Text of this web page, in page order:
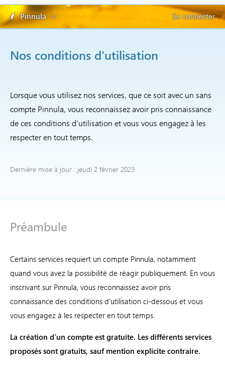
Pinnula Se connecter
Nos conditions d'utilisation
Lorsque vous utilisez nos services, que ce soit avec un sans
compte Pinnula, vous reconnaissez avoir pris connaissance
de ces conditions d'utilisation et vous vous engagez à les
respecter en tout temps.
Dernière mise à jour : jeudi 2 février 2023
Préambule
Certains services requiert un compte Pinnula, notamment
quand vous avez la possibilité de réagir publiquement. En vous
inscrivant sur Pinnula, vous reconnaissez avoir pris
connaissance des conditions d'utilisation ci-dessous et vous
vous engagez à les respecter en tout temps.
La création d'un compte est gratuite. Les différents services
proposés sont gratuits, sauf mention explicite contraire.